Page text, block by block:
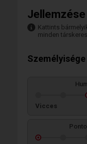
Jellemzése
Kattints
minden
Személyisége
Vicces